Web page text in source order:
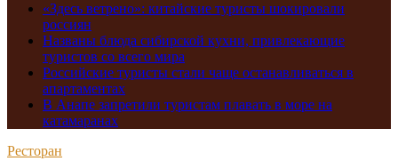
«Здесь ветрено»: китайские туристы шокировали
россиян
Названы блюда сибирской кухни, привлекающие
туристов со всего мира
Российские туристы стали чаще останавливаться в
апартаментах
В Анапе запретили туристам плавать в море на
катамаранах
Ресторан